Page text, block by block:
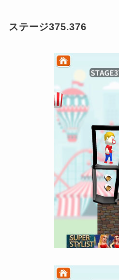
ステージ375.376